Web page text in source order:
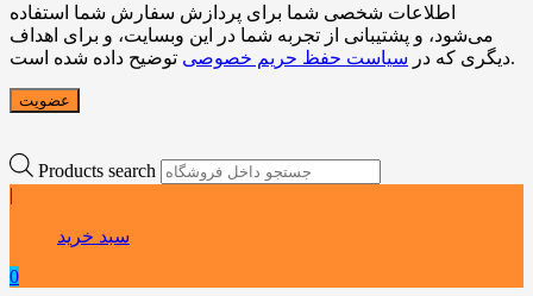
اطلاعات شخصی شما برای پردازش سفارش شما استفاده
می‌شود، و پشتیبانی از تجربه شما در این وبسایت، و برای اهداف
دیگری که در سیاست حفظ حریم خصوصی توضیح داده شده است.
عضویت
Products search
|
سبد خرید
0